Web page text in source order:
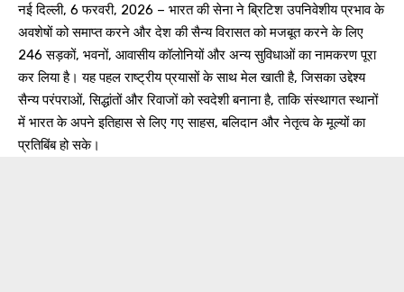
नई दिल्ली, 6 फरवरी, 2026 – भारत की सेना ने ब्रिटिश उपनिवेशीय प्रभाव के
अवशेषों को समाप्त करने और देश की सैन्य विरासत को मजबूत करने के लिए
246 सड़कों, भवनों, आवासीय कॉलोनियों और अन्य सुविधाओं का नामकरण पूरा
कर लिया है। यह पहल राष्ट्रीय प्रयासों के साथ मेल खाती है, जिसका उद्देश्य
सैन्य परंपराओं, सिद्धांतों और रिवाजों को स्वदेशी बनाना है, ताकि संस्थागत स्थानों
में भारत के अपने इतिहास से लिए गए साहस, बलिदान और नेतृत्व के मूल्यों का
प्रतिबिंब हो सके।